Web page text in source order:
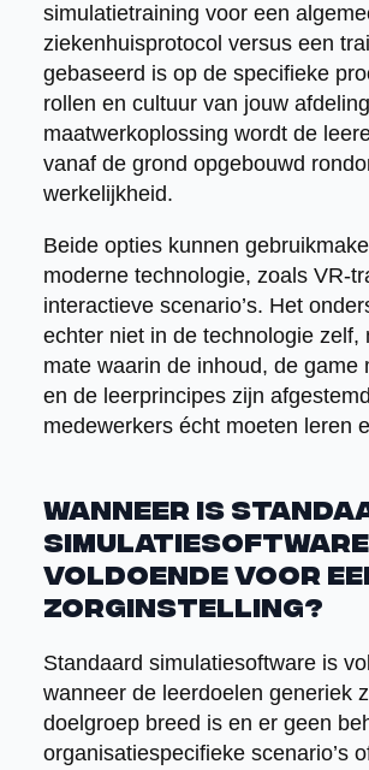
simulatietraining voor een
ziekenhuisprotocol versus een
gebaseerd is op de specifieke
rollen en cultuur van jouw
maatwerkoplossing wordt de
vanaf de grond opgebouwd
werkelijkheid.
Beide opties kunnen
moderne technologie, zoals VR-
interactieve scenario’s. Het
echter niet in de technologie zelf,
mate waarin de inhoud, de game
en de leerprincipes zijn
medewerkers écht moeten leren
Wanneer is
simulatiesoftware
voldoende voor
zorginstelling?
Standaard simulatiesoftware is
wanneer de leerdoelen generiek
doelgroep breed is en er geen
organisatiespecifieke scenario’s